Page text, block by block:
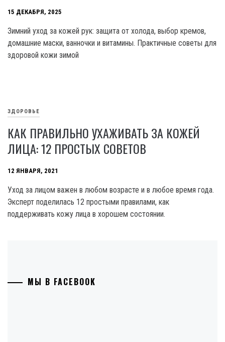
15 ДЕКАБРЯ, 2025
Зимний уход за кожей рук: защита от холода, выбор кремов,
домашние маски, ванночки и витамины. Практичные советы для
здоровой кожи зимой
ЗДОРОВЬЕ
КАК ПРАВИЛЬНО УХАЖИВАТЬ ЗА КОЖЕЙ
ЛИЦА: 12 ПРОСТЫХ СОВЕТОВ
12 ЯНВАРЯ, 2021
Уход за лицом важен в любом возрасте и в любое время года.
Эксперт поделилась 12 простыми правилами, как
поддерживать кожу лица в хорошем состоянии.
МЫ В FACEBOOK